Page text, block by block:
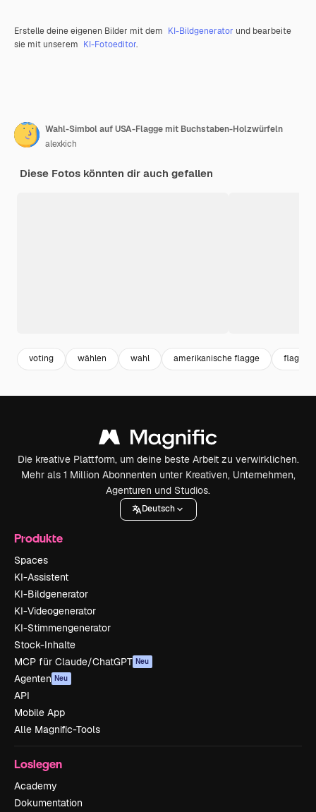
Erstelle deine eigenen Bilder mit dem KI-Bildgenerator und bearbeite
sie mit unserem KI-Fotoeditor.
Wahl-Simbol auf USA-Flagge mit Buchstaben-Holzwürfeln
alexkich
Diese Fotos könnten dir auch gefallen
voting wählen wahl amerikanische flagge flagge
Die kreative Plattform, um deine beste Arbeit zu verwirklichen.
Mehr als 1 Million Abonnenten unter Kreativen, Unternehmen,
Agenturen und Studios.
Deutsch
Produkte
Spaces
KI-Assistent
KI-Bildgenerator
KI-Videogenerator
KI-Stimmengenerator
Stock-Inhalte
MCP für Claude/ChatGPT Neu
Agenten Neu
API
Mobile App
Alle Magnific-Tools
Loslegen
Academy
Dokumentation